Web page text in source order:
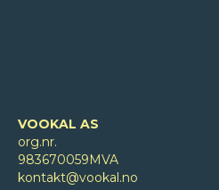
VOOKAL AS
org.nr.
983670059MVA
kontakt@vookal.no